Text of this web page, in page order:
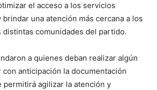
el acceso a los servicios
una atención más cercana a los
distintas comunidades del partido.
a quienes deban realizar algún
anticipación la documentación
permitirá agilizar la atención y